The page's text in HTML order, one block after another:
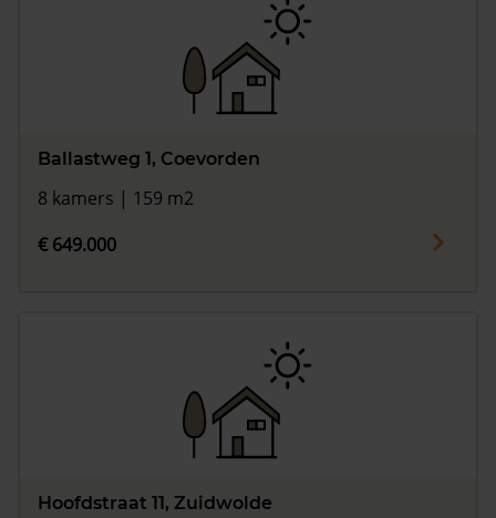
Ballastweg 1, Coevorden
8 kamers | 159 m2
€ 649.000
Hoofdstraat 11, Zuidwolde